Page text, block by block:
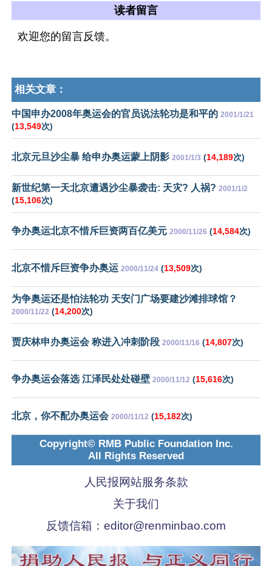
读者留言
欢迎您的留言反馈。
相关文章：
中国申办2008年奥运会的官员说法轮功是和平的 2001/1/21
(13,549次)
北京元旦沙尘暴 给申办奥运蒙上阴影 2001/1/3 (14,189次)
新世纪第一天北京遭遇沙尘暴袭击: 天灾? 人祸? 2001/1/2
(15,106次)
争办奥运北京不惜斥巨资两百亿美元 2000/11/26 (14,584次)
北京不惜斥巨资争办奥运 2000/11/24 (13,509次)
为争奥运还是怕法轮功 天安门广场要建沙滩排球馆？
2000/11/22 (14,200次)
贾庆林申办奥运会 称进入冲刺阶段 2000/11/16 (14,807次)
争办奥运会落选 江泽民处处碰壁 2000/11/12 (15,616次)
北京，你不配办奥运会 2000/11/12 (15,182次)
Copyright© RMB Public Foundation Inc.
All Rights Reserved
人民报网站服务条款
关于我们
反馈信箱： editor@renminbao.com